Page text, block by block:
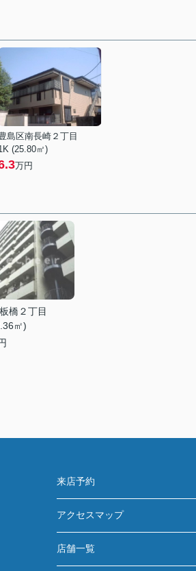
島区南長崎２丁目
(25.80㎡)
万円
橋２丁目
㎡)
来店予約
アクセスマップ
店舗一覧